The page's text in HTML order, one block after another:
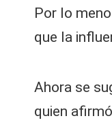
e
d
e
s |
Por lo
que la
Ahora se
quien